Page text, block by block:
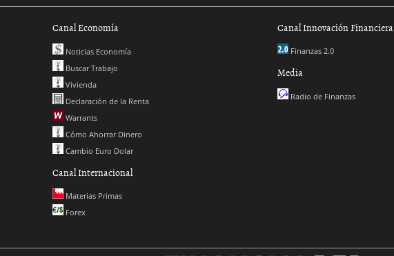
Canal Economía
Noticias Economía
Buscar Trabajo
Vivienda
Declaración de la Renta
Warrants
Cómo Ahorrar Dinero
Cambio Euro Dolar
Canal Internacional
Materias Primas
Forex
Canal Innovación Financiera
Finanzas 2.0
Media
Radio de Finanzas